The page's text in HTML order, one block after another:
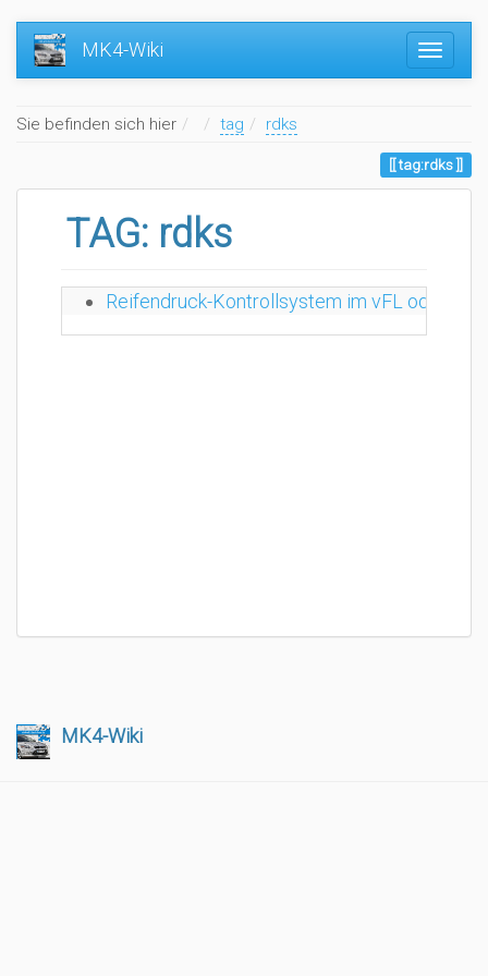
MK4-Wiki
Sie befinden sich hier Home
tag rdks
tag:rdks
TAG: rdks
Reifendruck-Kontrollsystem im vFL oder FL
MK4-Wiki